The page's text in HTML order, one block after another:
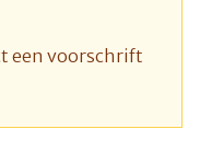
een voorschrift